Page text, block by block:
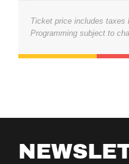
Ticket price includes taxes
Programming subject to